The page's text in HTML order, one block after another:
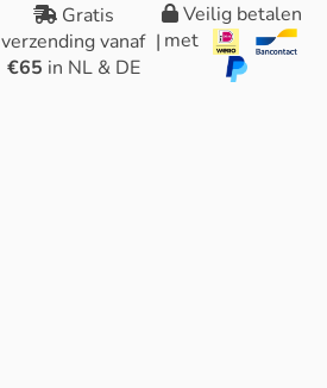
Gratis
verzending vanaf
€65 in NL & DE
|
Veilig betalen
met